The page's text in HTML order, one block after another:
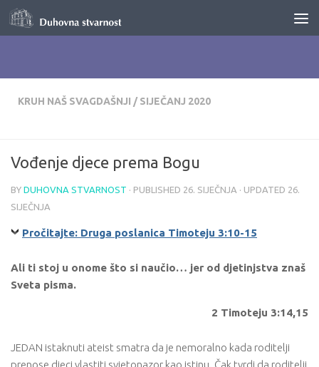
Skip to content
KRUH NAŠ SVAGDAŠNJI / SIJEČANJ 2020
Vođenje djece prema Bogu
BY DUHOVNA STVARNOST · PUBLISHED 26. SIJEČNJA · UPDATED 26.
SIJEČNJA
Pročitajte: Druga poslanica Timoteju 3:10-15
Ali ti stoj u onome što si naučio… jer od djetinjstva znaš
Sveta pisma.
2 Timoteju 3:14,15
JEDAN istaknuti ateist smatra da je nemoralno kada roditelji
prenose djeci vlastiti svjetonazor kao istinu. Čak tvrdi da roditelji